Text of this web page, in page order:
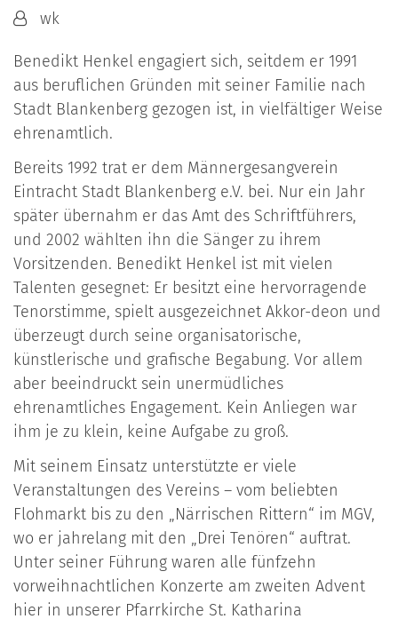
Von:wk
Benedikt Henkel engagiert sich, seitdem er 1991
aus beruflichen Gründen mit seiner Familie nach
Stadt Blankenberg gezogen ist, in vielfältiger Weise
ehrenamtlich.
Bereits 1992 trat er dem Männergesangverein
Eintracht Stadt Blankenberg e.V. bei. Nur ein Jahr
später übernahm er das Amt des Schriftführers,
und 2002 wählten ihn die Sänger zu ihrem
Vorsitzenden. Benedikt Henkel ist mit vielen
Talenten gesegnet: Er besitzt eine hervorragende
Tenorstimme, spielt ausgezeichnet Akkor-deon und
überzeugt durch seine organisatorische,
künstlerische und grafische Begabung. Vor allem
aber beeindruckt sein unermüdliches
ehrenamtliches Engagement. Kein Anliegen war
ihm je zu klein, keine Aufgabe zu groß.
Mit seinem Einsatz unterstützte er viele
Veranstaltungen des Vereins – vom beliebten
Flohmarkt bis zu den „Närrischen Rittern“ im MGV,
wo er jahrelang mit den „Drei Tenören“ auftrat.
Unter seiner Führung waren alle fünfzehn
vorweihnachtlichen Konzerte am zweiten Advent
hier in unserer Pfarrkirche St. Katharina